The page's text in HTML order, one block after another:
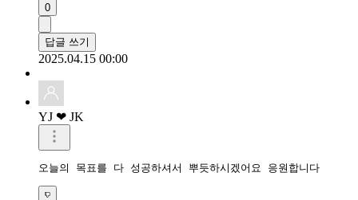
0
답글 쓰기
2025.04.15 00:00
YJ ❤ JK
오늘의 목표를 다 성공하셔서 뿌듯하시겠어요 응원합니다